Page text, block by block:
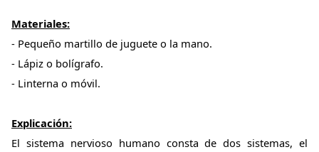
Materiales:
- Pequeño martillo de juguete o la mano.
- Lápiz o bolígrafo.
- Linterna o móvil.
Explicación:
El sistema nervioso humano consta de dos sistemas, el